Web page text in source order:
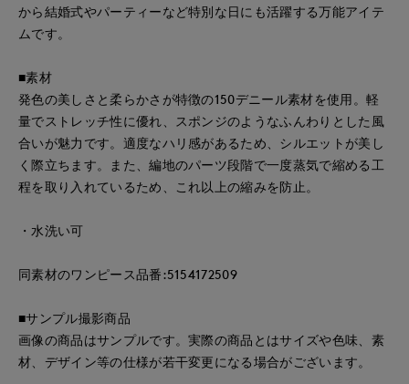
から結婚式やパーティーなど特別な日にも活躍する万能アイテ
ムです。
■素材
発色の美しさと柔らかさが特徴の150デニール素材を使用。軽
量でストレッチ性に優れ、スポンジのようなふんわりとした風
合いが魅力です。適度なハリ感があるため、シルエットが美し
く際立ちます。また、編地のパーツ段階で一度蒸気で縮める工
程を取り入れているため、これ以上の縮みを防止。
・水洗い可
同素材のワンピース品番:5154172509
■サンプル撮影商品
画像の商品はサンプルです。実際の商品とはサイズや色味、素
材、デザイン等の仕様が若干変更になる場合がございます。